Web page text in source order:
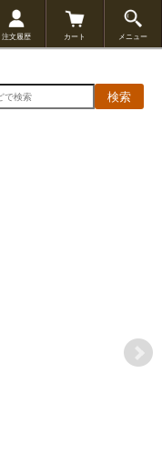
注文履歴 カート メニュー
検索